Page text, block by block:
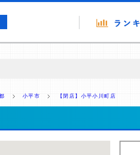
供を行っています。
小平市 【閉店】小平小川町店